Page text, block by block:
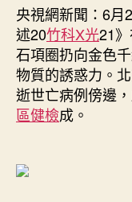
央視網新聞：6月
述20竹科X光21
石項圈扔向金色千
物質的誘惑力。
逝世亡病例傍邊
區健檢成。